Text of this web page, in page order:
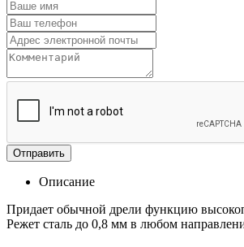
Отправить
Описание
Придает обычной дрели функцию
Режет сталь до 0,8 мм в любом